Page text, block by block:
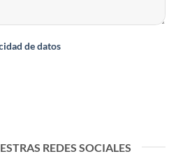
de datos
REDES SOCIALES